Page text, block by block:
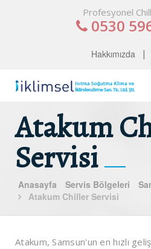
Profesyonel
0530
Hakkımızda
Atakum
Servisi
Anasayfa Servis Bölgeleri
Atakum Chiller Servisi
Atakum, Samsun'un en hızlı